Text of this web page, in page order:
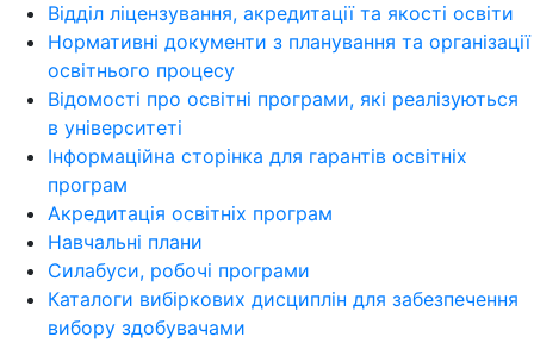
Відділ ліцензування, акредитації та якості освіти
Нормативні документи з планування та організації
освітнього процесу
Відомості про освітні програми, які реалізуються
в університеті
Інформаційна сторінка для гарантів освітніх
програм
Акредитація освітніх програм
Навчальні плани
Силабуси, робочі програми
Каталоги вибіркових дисциплін для забезпечення
вибору здобувачами